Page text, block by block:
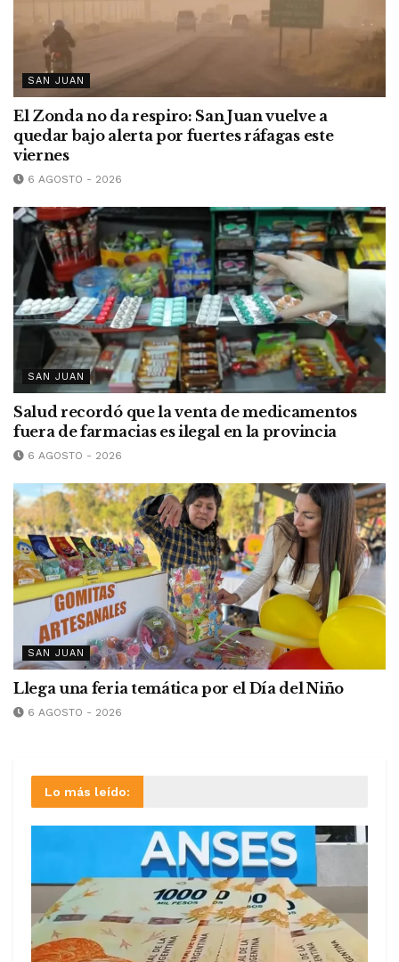
SAN JUAN
El Zonda no da respiro: San Juan vuelve a
quedar bajo alerta por fuertes ráfagas este
viernes
6 AGOSTO - 2026
SAN JUAN
Salud recordó que la venta de medicamentos
fuera de farmacias es ilegal en la provincia
6 AGOSTO - 2026
SAN JUAN
Llega una feria temática por el Día del Niño
6 AGOSTO - 2026
Lo más leído: